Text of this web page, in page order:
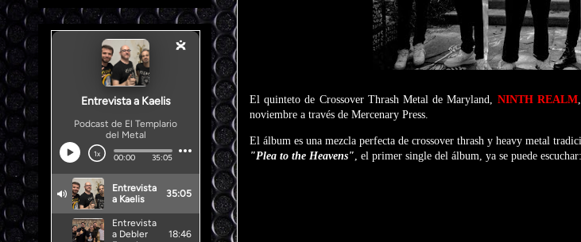
El quinteto de Crossover Thrash Metal de Maryland, NINTH REALM
noviembre a través de Mercenary Press.
El álbum es una mezcla perfecta de crossover thrash y heavy metal
"Plea to the Heavens", el primer single del álbum, ya se puede escuchar: